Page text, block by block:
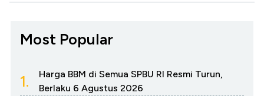
Most Popular
1.
Harga BBM di Semua SPBU RI Resmi Turun,
Berlaku 6 Agustus 2026